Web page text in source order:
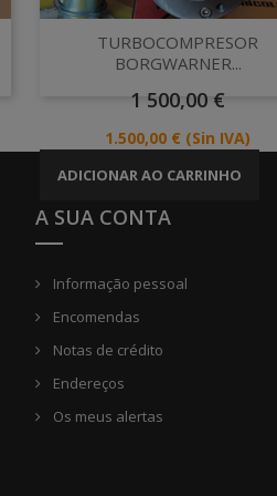
Vista rápida
TURBOCOMPRESOR
BORGWARNER...
Preço
1 500,00 €
Preço
1.500,00 € (Sin IVA)
ADICIONAR AO CARRINHO
A SUA CONTA
Informação pessoal
Encomendas
Notas de crédito
Endereços
Os meus alertas